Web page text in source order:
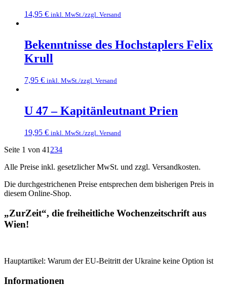
14,95 € inkl. MwSt./zzgl. Versand
Bekenntnisse des Hochstaplers Felix
Krull
7,95 € inkl. MwSt./zzgl. Versand
U 47 – Kapitänleutnant Prien
19,95 € inkl. MwSt./zzgl. Versand
Seite 1 von 41 234
Alle Preise inkl. gesetzlicher MwSt. und zzgl. Versandkosten.
Die durchgestrichenen Preise entsprechen dem bisherigen Preis in
diesem Online-Shop.
„ZurZeit“, die freiheitliche Wochenzeitschrift aus
Wien!
Hauptartikel: Warum der EU-Beitritt der Ukraine keine Option ist
Informationen